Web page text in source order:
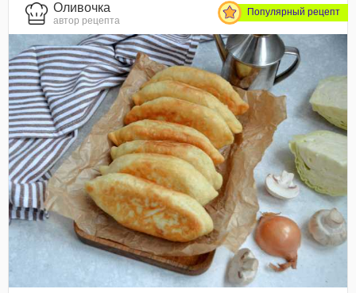
Оливочка
автор рецепта
Популярный рецепт